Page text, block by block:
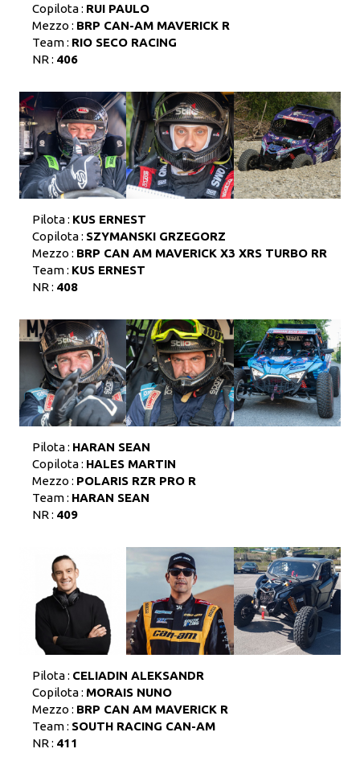
Copilota : RUI PAULO
Mezzo : BRP CAN-AM MAVERICK R
Team : RIO SECO RACING
NR : 406
Pilota : KUS ERNEST
Copilota : SZYMANSKI GRZEGORZ
Mezzo : BRP CAN AM MAVERICK X3 XRS TURBO RR
Team : KUS ERNEST
NR : 408
Pilota : HARAN SEAN
Copilota : HALES MARTIN
Mezzo : POLARIS RZR PRO R
Team : HARAN SEAN
NR : 409
Pilota : CELIADIN ALEKSANDR
Copilota : MORAIS NUNO
Mezzo : BRP CAN AM MAVERICK R
Team : SOUTH RACING CAN-AM
NR : 411